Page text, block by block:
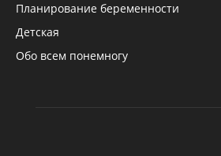
Планирование беременности
Детская
Обо всем понемногу